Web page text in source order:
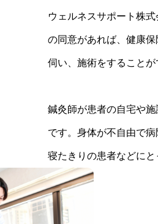
ウェルネスサポート株
の同意があれば、健康
伺い、施術をすることが
鍼灸師が患者の自宅や
です。身体が不自由で
寝たきりの患者などにと